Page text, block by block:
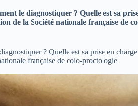
le diagnostiquer ? Quelle est sa
de la Société nationale française de
? Quelle est sa prise en
française de colo-proctologie